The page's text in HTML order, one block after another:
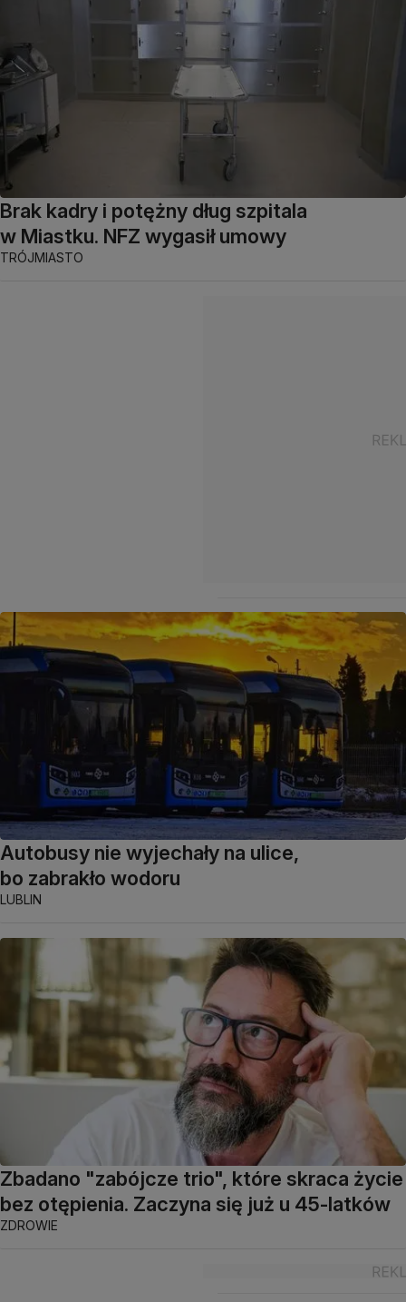
Brak kadry i potężny dług szpitala
w Miastku. NFZ wygasił umowy
TRÓJMIASTO
Autobusy nie wyjechały na ulice,
bo zabrakło wodoru
LUBLIN
Zbadano "zabójcze trio", które skraca życie
bez otępienia. Zaczyna się już u 45-latków
ZDROWIE